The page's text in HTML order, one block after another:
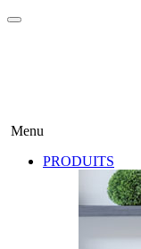
Menu
PRODUITS